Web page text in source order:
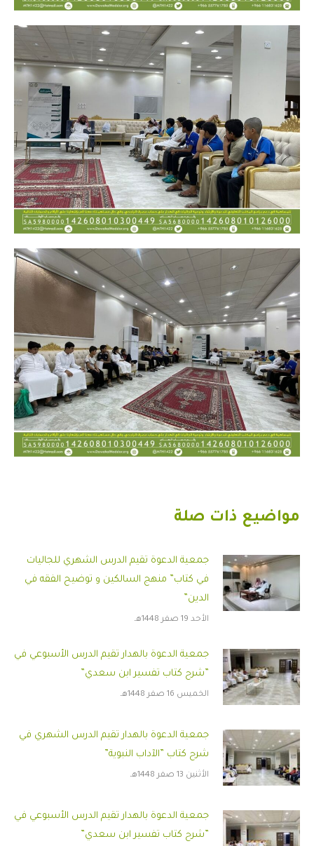
مواضيع ذات صلة
جمعية الدعوة تقيم الدرس الشهري للجاليات
في كتاب” منهج السالكين و توضيح الفقه في
الدين”
الأحد 19 صفر 1448هـ
جمعية الدعوة بالهدار تقيم الدرس الأسبوعي في
”شرح كتاب تفسير ابن سعدي”
الخميس 16 صفر 1448هـ
جمعية الدعوة بالهدار تقيم الدرس الشهري في
شرح كتاب ”الآداب النبوية”
الأثنين 13 صفر 1448هـ
جمعية الدعوة بالهدار تقيم الدرس الأسبوعي في
”شرح كتاب تفسير ابن سعدي”